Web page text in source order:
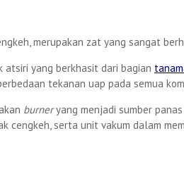
merupakan zat yang sangat
atsiri yang berkhasit dari bagian
tekanan uap pada semua
burneryang menjadi sumber
cengkeh, serta unit vakum dalam